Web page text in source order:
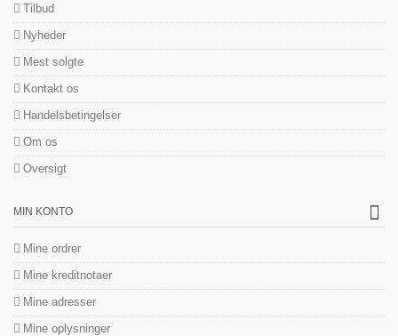
Tilbud
Nyheder
Mest solgte
Kontakt os
Handelsbetingelser
Om os
Oversigt
MIN KONTO
Mine ordrer
Mine kreditnotaer
Mine adresser
Mine oplysninger